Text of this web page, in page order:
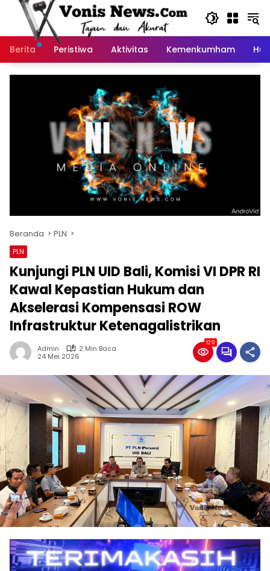
Langsung
Berita
Peristiwa Aktivitas Kemenkumham
Beranda PLN
PLN
Kunjungi PLN UID Bali, Komisi VI DPR RI
Kawal Kepastian Hukum dan
Akselerasi Kompensasi ROW
Infrastruktur Ketenagalistrikan
Admin
2 Min Baca
24 Mei 2026
129